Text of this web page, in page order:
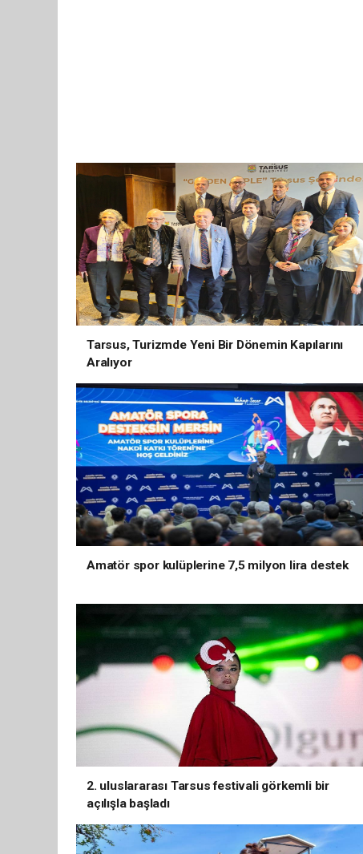
Tarsus, Turizmde Yeni Bir Dönemin Kapılarını
Aralıyor
Amatör spor kulüplerine 7,5 milyon lira destek
2. uluslararası Tarsus festivali görkemli bir
açılışla başladı